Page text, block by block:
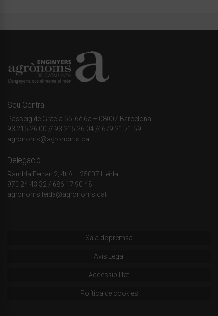
Seu Central
Passeig de Gràcia 55, 6è 6a – 08007 Barcelona
93 215 26 00 // 93 215 26 04 // 679 21 71 59
agronoms@agronoms.cat
Delegació
Rambla Ferran 2, 4t A – 25007 Lleida
973 24 43 32 / 686 17 90 48
agronomslleida@agronoms.cat
Sala de premsa
Avís Legal
Accessibilitat
Política de cookies